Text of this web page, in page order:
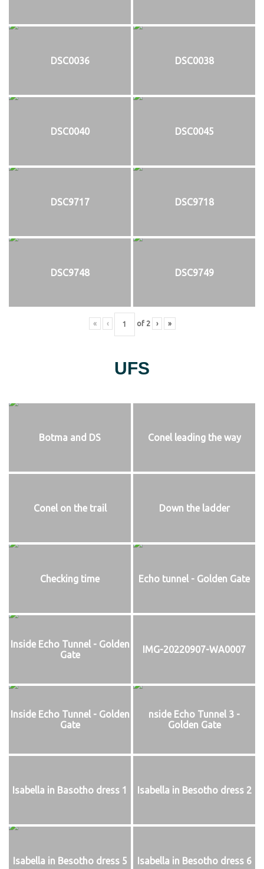
DSC0036 DSC0038
DSC0040 DSC0045
DSC9717 DSC9718
DSC9748 DSC9749
« ‹ of 2 › »
UFS
Botma and DS Conel leading the way
Conel on the trail Down the ladder
Checking time Echo tunnel - Golden Gate
Inside Echo Tunnel - Golden
Gate
IMG-20220907-WA0007
Inside Echo Tunnel - Golden
Gate
nside Echo Tunnel 3 -
Golden Gate
Isabella in Basotho dress 1 Isabella in Besotho dress 2
Isabella in Besotho dress 5 Isabella in Besotho dress 6